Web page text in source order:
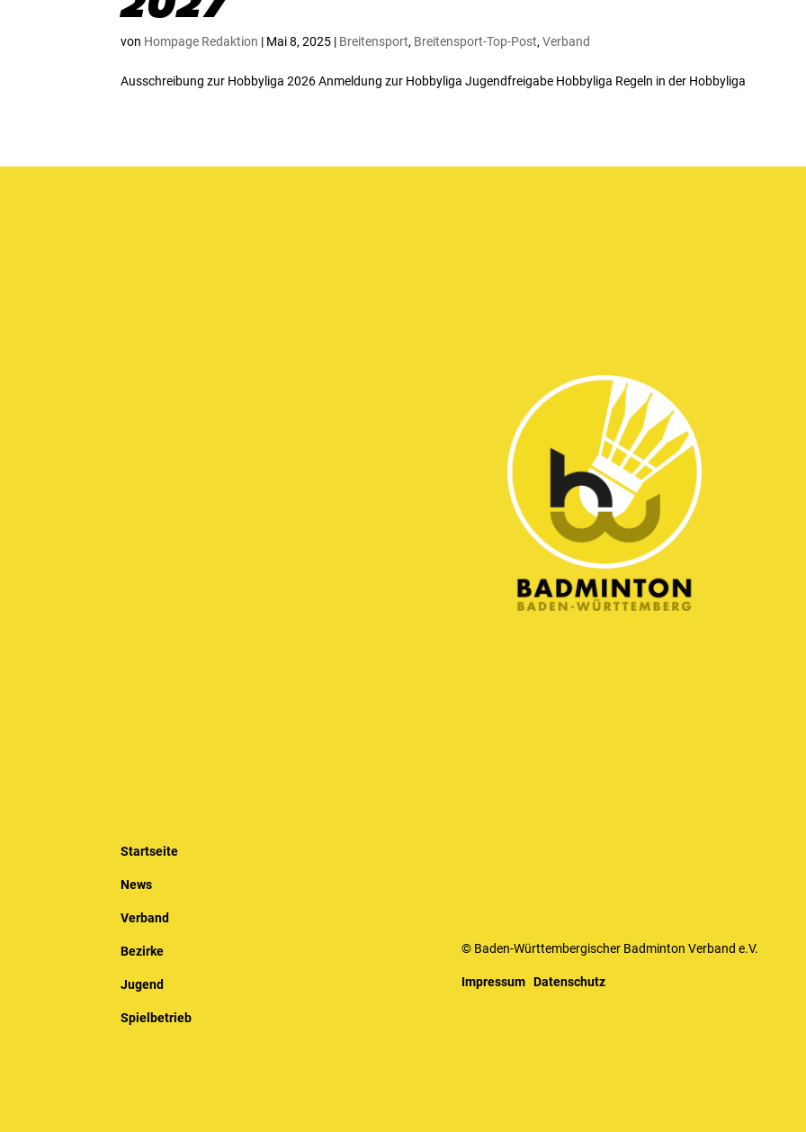
von Hompage Redaktion | Mai 8, 2025 | Breitensport, Breitensport-Top-Post,Verband
Ausschreibung zur Hobbyliga 2026 Anmeldung zur Hobbyliga Jugendfreigabe Hobbyliga Regeln in der Hobbyliga
Startseite
News
Verband
Bezirke
Jugend
Spielbetrieb
© Baden-Württembergischer Badminton Verband e.V.
Impressum Datenschutz